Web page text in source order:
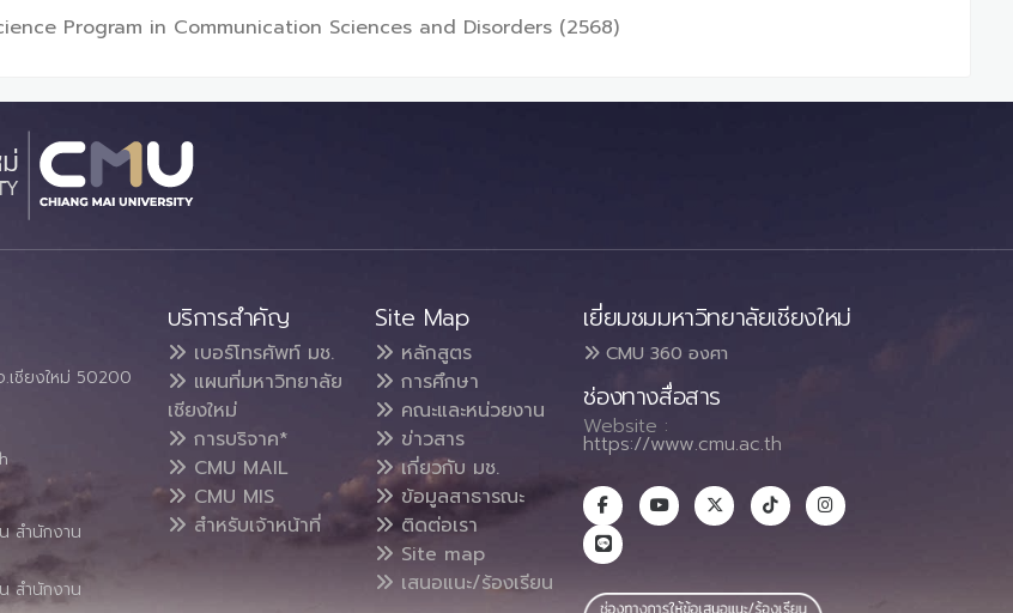
Program in Communication Sciences and Disorders (2568)
เชียงใหม่ 50200
สำนักงาน
สำนักงาน
บริการสำคัญ
เบอร์โทรศัพท์ มช.
แผนที่มหาวิทยาลัย
เชียงใหม่
การบริจาค*
CMU MAIL
CMU MIS
สำหรับเจ้าหน้าที่
Site Map
หลักสูตร
การศึกษา
คณะและหน่วยงาน
ข่าวสาร
เกี่ยวกับ มช.
ข้อมูลสาธารณะ
ติดต่อเรา
Site map
เสนอแนะ/ร้องเรียน
เยี่ยมชมมหาวิทยาลัยเชียงใหม่
CMU 360 องศา
ช่องทางสื่อสาร
Website :
https://www.cmu.ac.th